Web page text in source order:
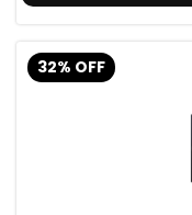
32% OFF